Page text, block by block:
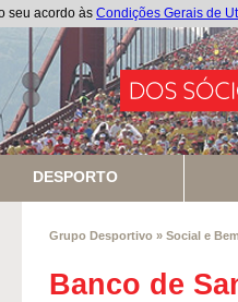
seu acordo às Condições Gerais de
DESPORTO
Grupo Desportivo » Social e
Banco de